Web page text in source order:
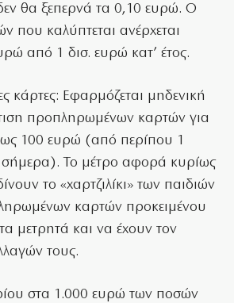
θα ξεπερνά τα 0,10 ευρώ. Ο
που καλύπτεται ανέρχεται
από 1 δισ. ευρώ κατ’ έτος.
κάρτες: Εφαρμόζεται μηδενική
προπληρωμένων καρτών για
100 ευρώ (από περίπου 1
σήμερα). Το μέτρο αφορά κυρίως
το «χαρτζιλίκι» των παιδιών
καρτών προκειμένου
μετρητά και να έχουν τον
τους.
στα 1.000 ευρώ των ποσών